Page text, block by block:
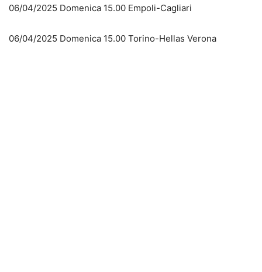
06/04/2025 Domenica 15.00 Empoli-Cagliari
06/04/2025 Domenica 15.00 Torino-Hellas Verona